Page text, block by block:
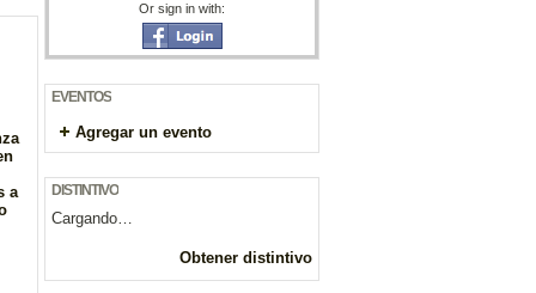
a
Or sign in with:
EVENTOS
Agregar un evento
DISTINTIVO
Cargando…
Obtener distintivo